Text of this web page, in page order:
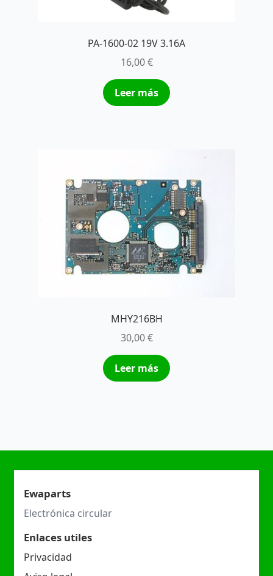
PA-1600-02 19V 3.16A
16,00€
Leer más
MHY216BH
30,00€
Leer más
Ewaparts
Electrónica circular
Enlaces utiles
Privacidad